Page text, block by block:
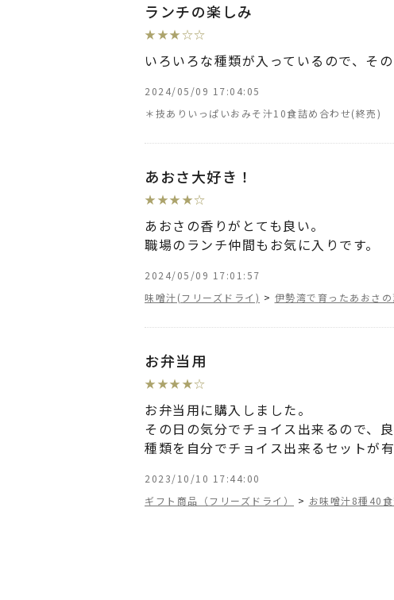
ランチの楽しみ
★ ★★☆☆
いろいろな種類が入っているので、そ
2024/05/09 17:04:05
＊技ありいっぱいおみそ汁10食詰め合わせ
あおさ大好き！
★ ★★ ★☆
あおさの香りがとても良い。
職場のランチ仲間もお気に入りです。
2024/05/09 17:01:57
味噌汁(フリーズドライ) > 伊勢湾で育ったあおさ
お弁当用
★ ★★ ★☆
お弁当用に購入しました。
その日の気分でチョイス出来るので、良
種類を自分でチョイス出来るセットが
2023/10/10 17:44:00
ギフト商品（フリーズドライ）
> お味噌汁8種40